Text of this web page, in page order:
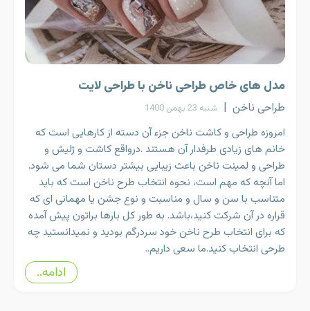
مدل های خاص طراحی ناخن با طراحی لایت
طراحی ناخن | شنبه 23 بهمن 1400
امروزه طراحی و کاشت ناخن جزء آن دسته از کارهایی است که
خانم های زیادی طرفدار آن هستند .درواقع کاشت و ژلیش و
طراحی و لمینت ناخن باعث زیبایی بیشتر دستان شما می شود.
اما آنچه که مهم است، نحوه انتخاب طرح ناخن است که باید
متناسب با سن و سال و مناسبت و نوع جشن یا مهمانی ای که
قراره در آن شرکت کنید،باشد. به طور کل بارها براتون پیش آمده
که برای انتخاب طرح ناخن خود سردرگم بودید و نمیدانستید چه
طرحی انتخاب کنید.ما سعی داریم..
ادامه..